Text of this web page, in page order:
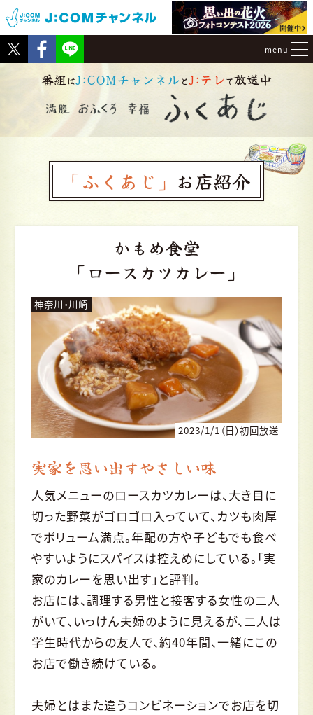
Tweet Facebook
menu
番組はJ:COMチャンネル とJ:テレ で放送中
「ふくあじ」 お店紹介
かもめ食堂
「ロースカツカレー」
神奈川・川崎
2023/1/1（日）初回放送
実家を思い出すやさしい味
人気メニューのロースカツカレーは、大き目に
切った野菜がゴロゴロ入っていて、カツも肉厚
でボリューム満点。年配の方や子どもでも食べ
やすいようにスパイスは控えめにしている。「実
家のカレーを思い出す」と評判。
お店には、調理する男性と接客する女性の二人
がいて、いっけん夫婦のように見えるが、二人は
学生時代からの友人で、約40年間、一緒にこの
お店で働き続けている。
夫婦とはまた違うコンビネーションでお店を切